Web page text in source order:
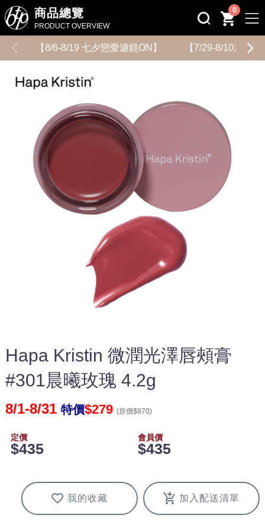
商品總覽
PRODUCT OVERVIEW
0
【8/6-8/19 七夕戀愛濾鏡ON】 【7/29-8/10用健
Hapa Kristin 微潤光澤唇頰膏
#301晨曦玫瑰 4.2g
8/1-8/31 特價$279 (原價$870)
定價
$435
會員價
$435
我的收藏 加入配送清單